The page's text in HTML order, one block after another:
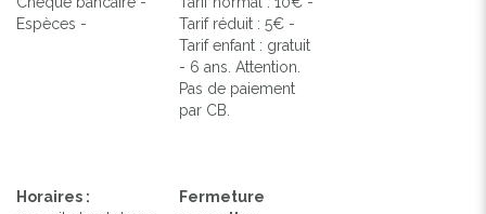
Espèces -
Tarif réduit : 5€ -
Tarif enfant : gratuit
- 6 ans. Attention.
Pas de paiement
par CB.
Horaires :
Fermeture